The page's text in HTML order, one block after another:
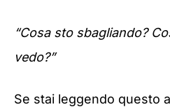
“Cosa sto sbagliando?
vedo?”
Se stai leggendo questo